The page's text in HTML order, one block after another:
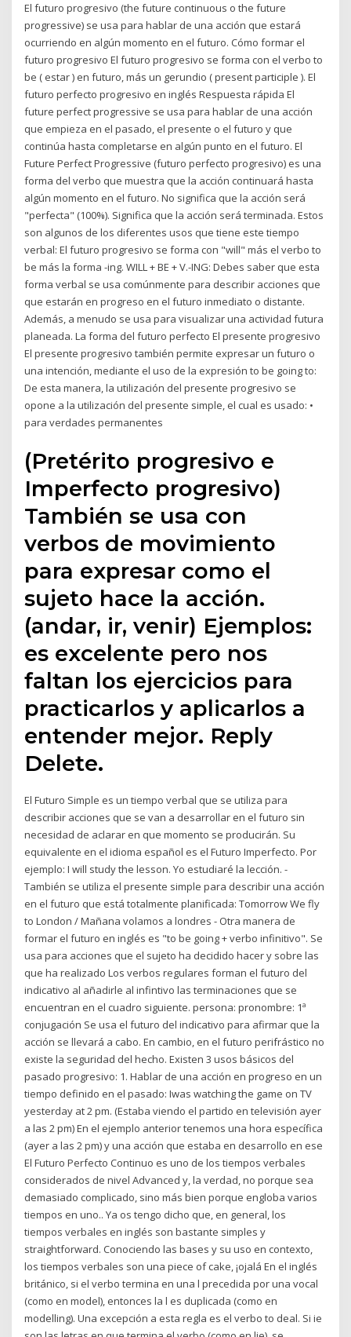
El futuro progresivo (the future continuous o the future
progressive) se usa para hablar de una acción que estará
ocurriendo en algún momento en el futuro. Cómo formar el
futuro progresivo El futuro progresivo se forma con el verbo to
be ( estar ) en futuro, más un gerundio ( present participle ). El
futuro perfecto progresivo en inglés Respuesta rápida El
future perfect progressive se usa para hablar de una acción
que empieza en el pasado, el presente o el futuro y que
continúa hasta completarse en algún punto en el futuro. El
Future Perfect Progressive (futuro perfecto progresivo) es una
forma del verbo que muestra que la acción continuará hasta
algún momento en el futuro. No significa que la acción será
"perfecta" (100%). Significa que la acción será terminada. Estos
son algunos de los diferentes usos que tiene este tiempo
verbal: El futuro progresivo se forma con "will" más el verbo to
be más la forma -ing. WILL + BE + V.-ING: Debes saber que esta
forma verbal se usa comúnmente para describir acciones que
que estarán en progreso en el futuro inmediato o distante.
Además, a menudo se usa para visualizar una actividad futura
planeada. La forma del futuro perfecto El presente progresivo
El presente progresivo también permite expresar un futuro o
una intención, mediante el uso de la expresión to be going to:
De esta manera, la utilización del presente progresivo se
opone a la utilización del presente simple, el cual es usado: •
para verdades permanentes
(Pretérito progresivo e
Imperfecto progresivo)
También se usa con
verbos de movimiento
para expresar como el
sujeto hace la acción.
(andar, ir, venir) Ejemplos:
es excelente pero nos
faltan los ejercicios para
practicarlos y aplicarlos a
entender mejor. Reply
Delete.
El Futuro Simple es un tiempo verbal que se utiliza para
describir acciones que se van a desarrollar en el futuro sin
necesidad de aclarar en que momento se producirán. Su
equivalente en el idioma español es el Futuro Imperfecto. Por
ejemplo: I will study the lesson. Yo estudiaré la lección. -
También se utiliza el presente simple para describir una acción
en el futuro que está totalmente planificada: Tomorrow We fly
to London / Mañana volamos a londres - Otra manera de
formar el futuro en inglés es "to be going + verbo infinitivo". Se
usa para acciones que el sujeto ha decidido hacer y sobre las
que ha realizado Los verbos regulares forman el futuro del
indicativo al añadirle al infintivo las terminaciones que se
encuentran en el cuadro siguiente. persona: pronombre: 1ª
conjugación Se usa el futuro del indicativo para afirmar que la
acción se llevará a cabo. En cambio, en el futuro perifrástico no
existe la seguridad del hecho. Existen 3 usos básicos del
pasado progresivo: 1. Hablar de una acción en progreso en un
tiempo definido en el pasado: Iwas watching the game on TV
yesterday at 2 pm. (Estaba viendo el partido en televisión ayer
a las 2 pm) En el ejemplo anterior tenemos una hora específica
(ayer a las 2 pm) y una acción que estaba en desarrollo en ese
El Futuro Perfecto Continuo es uno de los tiempos verbales
considerados de nivel Advanced y, la verdad, no porque sea
demasiado complicado, sino más bien porque engloba varios
tiempos en uno.. Ya os tengo dicho que, en general, los
tiempos verbales en inglés son bastante simples y
straightforward. Conociendo las bases y su uso en contexto,
los tiempos verbales son una piece of cake, ¡ojalá En el inglés
británico, si el verbo termina en una l precedida por una vocal
(como en model), entonces la l es duplicada (como en
modelling). Una excepción a esta regla es el verbo to deal. Si ie